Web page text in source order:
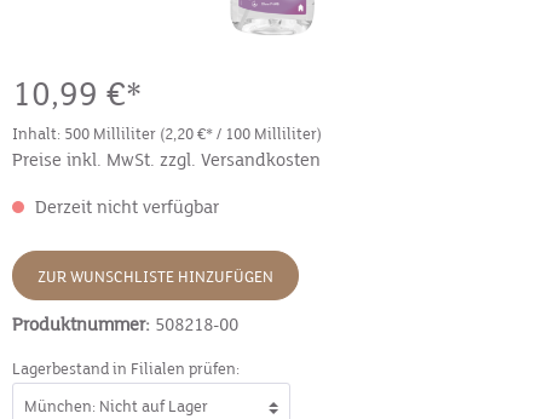
10,99 €*
Inhalt: 500 Milliliter (2,20 €* / 100 Milliliter)
Preise inkl. MwSt. zzgl. Versandkosten
Derzeit nicht verfügbar
ZUR WUNSCHLISTE HINZUFÜGEN
Produktnummer: 508218-00
Lagerbestand in Filialen prüfen: